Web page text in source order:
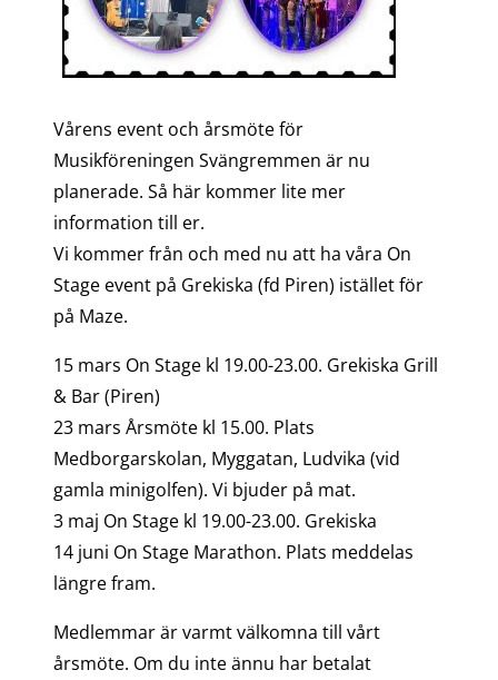
Vårens event och årsmöte för
Musikföreningen Svängremmen är nu
planerade. Så här kommer lite mer
information till er.
Vi kommer från och med nu att ha våra On
Stage event på Grekiska (fd Piren) istället för
på Maze.
15 mars On Stage kl 19.00-23.00. Grekiska Grill
& Bar (Piren)
23 mars Årsmöte kl 15.00. Plats
Medborgarskolan, Myggatan, Ludvika (vid
gamla minigolfen). Vi bjuder på mat.
3 maj On Stage kl 19.00-23.00. Grekiska
14 juni On Stage Marathon. Plats meddelas
längre fram.
Medlemmar är varmt välkomna till vårt
årsmöte. Om du inte ännu har betalat